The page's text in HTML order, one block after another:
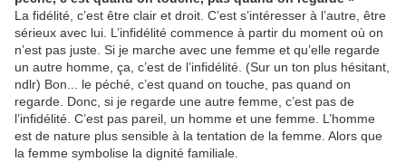
La fidélité, c’est être clair et droit. C’est s’intéresser à l’autre, être
sérieux avec lui. L’infidélité commence à partir du moment où on
n’est pas juste. Si je marche avec une femme et qu’elle regarde
un autre homme, ça, c’est de l’infidélité. (Sur un ton plus hésitant,
ndlr) Bon... le péché, c’est quand on touche, pas quand on
regarde. Donc, si je regarde une autre femme, c’est pas de
l’infidélité. C’est pas pareil, un homme et une femme. L’homme
est de nature plus sensible à la tentation de la femme. Alors que
la femme symbolise la dignité familiale.